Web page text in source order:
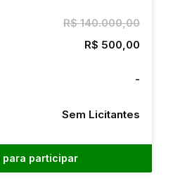
R$ 140.000,00
R$ 500,00
-
Sem Licitantes
para participar